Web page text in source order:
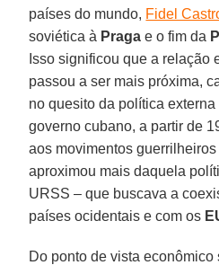
países do mundo, Fidel
soviética à Praga e o fim da
Isso significou que a relação
passou a ser mais próxima,
no quesito da política
governo cubano, a partir de
aos movimentos guerrilheiros
aproximou mais daquela
URSS – que buscava a
países ocidentais e com os
Do ponto de vista